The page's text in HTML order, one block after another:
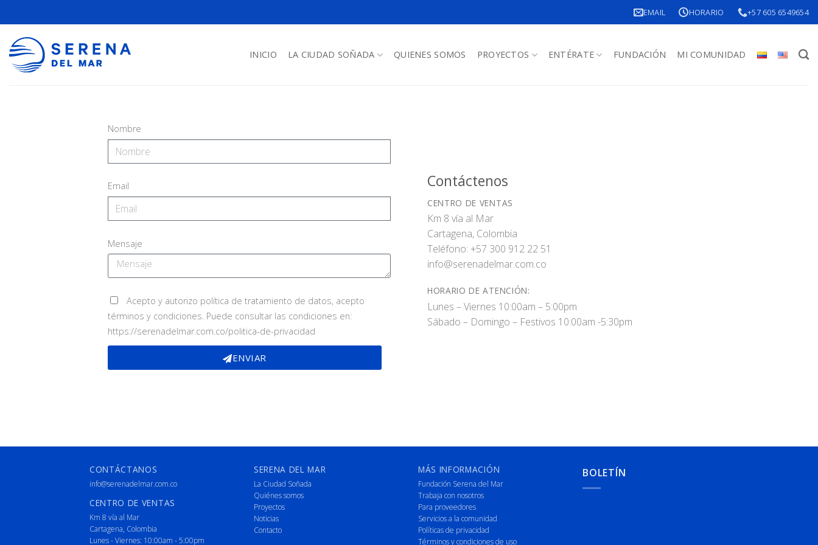
EMAIL HORARIO +57 605 6549654
INICIO LA CIUDAD SOÑADA QUIENES SOMOS PROYECTOS ENTÉRATE FUNDACIÓN MI COMUNIDAD
Nombre
Email
Mensaje
Acepto y autorizo política de tratamiento de datos, acepto
términos y condiciones. Puede consultar las condiciones en:
https://serenadelmar.com.co/politica-de-privacidad
ENVIAR
Contáctenos
CENTRO DE VENTAS
Km 8 vía al Mar
Cartagena, Colombia
Teléfono: +57 300 912 22 51
info@serenadelmar.com.co
HORARIO DE ATENCIÓN:
Lunes – Viernes 10:00am – 5:00pm
Sábado – Domingo – Festivos 10:00am -5:30pm
CONTÁCTANOS
info@serenadelmar.com.co
CENTRO DE VENTAS
Km 8 vía al Mar
Cartagena, Colombia
Lunes - Viernes: 10:00am - 5:00pm
SERENA DEL MAR
La Ciudad Soñada
Quiénes somos
Proyectos
Noticias
Contacto
MÁS INFORMACIÓN
Fundación Serena del Mar
Trabaja con nosotros
Para proveedores
Servicios a la comunidad
Políticas de privacidad
Términos y condiciones de uso
BOLETÍN